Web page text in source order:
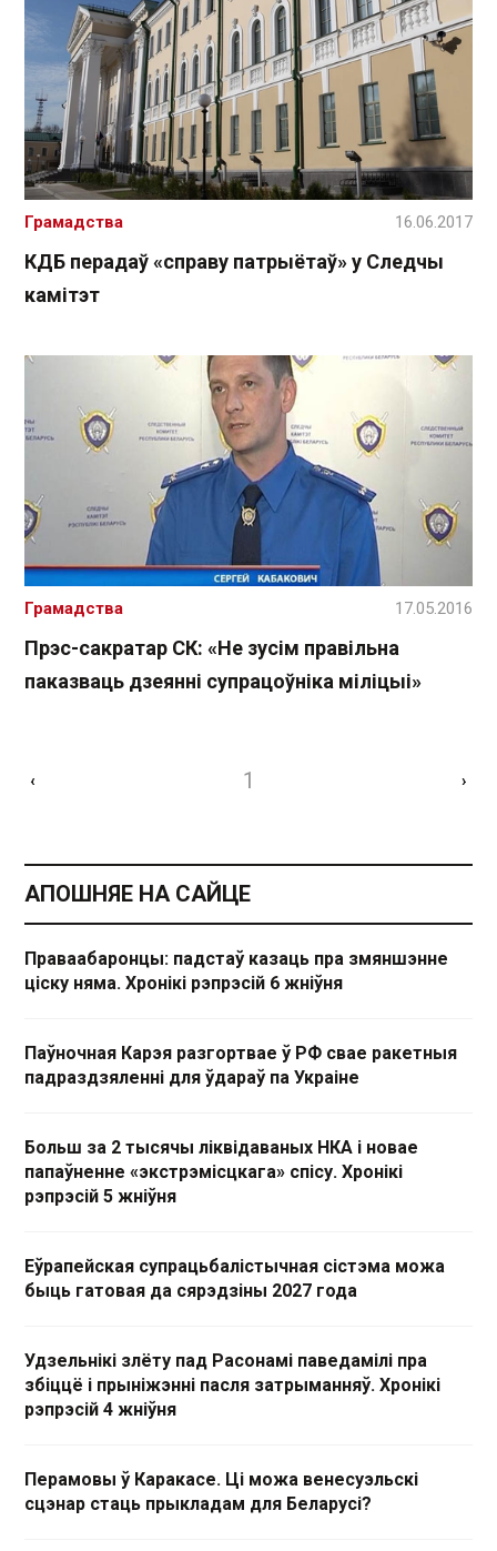
КДБ перадаў «справу патрыётаў» у Следчы
камітэт
Грамадства 16.06.2017
Прэс-сакратар СК: «Не зусім правільна
паказваць дзеянні супрацоўніка міліцыі»
Грамадства 17.05.2016
‹ 1 ›
АПОШНЯЕ НА САЙЦЕ
Праваабаронцы: падстаў казаць пра змяншэнне
ціску няма. Хронікі рэпрэсій 6 жніўня
Паўночная Карэя разгортвае ў РФ свае ракетныя
падраздзяленні для ўдараў па Украіне
Больш за 2 тысячы ліквідаваных НКА і новае
папаўненне «экстрэмісцкага» спісу. Хронікі
рэпрэсій 5 жніўня
Еўрапейская супрацьбалістычная сістэма можа
быць гатовая да сярэдзіны 2027 года
Удзельнікі злёту пад Расонамі паведамілі пра
збіццё і прыніжэнні пасля затрыманняў. Хронікі
рэпрэсій 4 жніўня
Перамовы ў Каракасе. Ці можа венесуэльскі
сцэнар стаць прыкладам для Беларусі?